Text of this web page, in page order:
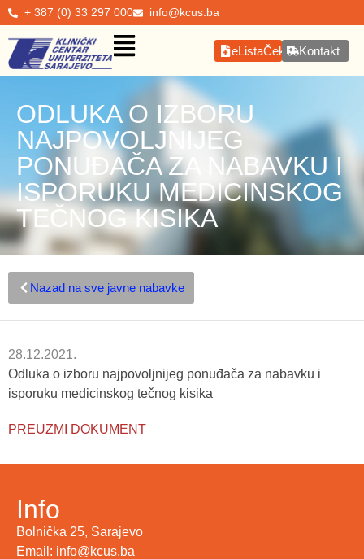
+ 387 (0) 33 297 000 info@kcus.ba
eListaČekanjaKontakt
ODLUKA O IZBORU
NAJPOVOLJNIJEG
PONUĐAČA ZA NABAVKU I
ISPORUKU MEDICINSKOG
TEČNOG KISIKA
Nazad na sve javne nabavke
28.12.2021.
Odluka o izboru najpovoljnijeg ponuđača za nabavku i
isporuku medicinskog tečnog kisika
PREUZMI DOKUMENT
Info
Bolnička 25, Sarajevo
Email: info@kcus.ba